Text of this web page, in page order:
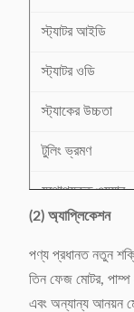
স্ট্যাটর আইডি
স্ট্যাটর ওডি
স্ট্যাকের উচ্চতা
টুলিং ভ্রমণ
যথোপযুক্ত ওয়্যার
পাওয়ার সাপ্লাই
(2) অ্যাপ্লিকেশন
পণ্য প্রধানত নতুন
তিন ফেজ মোটর, পাম্প
এবং অন্যান্য আনয়ন